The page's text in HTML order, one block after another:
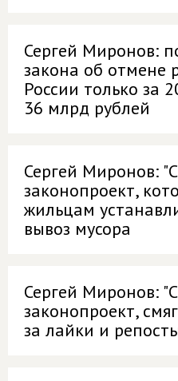
Сергей Миронов:
закона об отмене
России только за
36 млрд рублей
Сергей Миронов:
законопроект,
жильцам
вывоз мусора
Сергей Миронов:
законопроект,
за лайки и